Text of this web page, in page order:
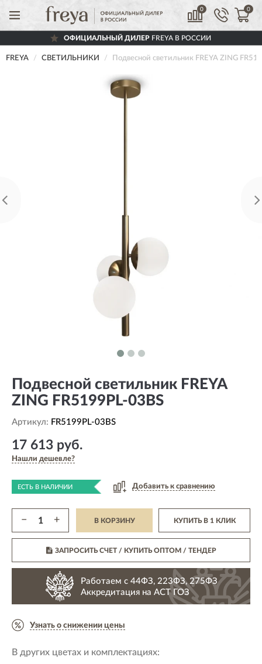
0 0
ОФИЦИАЛЬНЫЙ ДИЛЕРFREYA В РОССИИ
FREYA СВЕТИЛЬНИКИ Подвесной светильник FREYA ZING
Подвесной светильник FREYA
ZING FR5199PL-03BS
Артикул: FR5199PL-03BS
17 613 руб.
Нашли дешевле?
ЕСТЬ В НАЛИЧИИ Добавить к сравнению
− + В КОРЗИНУ КУПИТЬ В 1 КЛИК
ЗАПРОСИТЬ СЧЕТ / КУПИТЬ ОПТОМ/ ТЕНДЕР
Работаем с 44ФЗ, 223ФЗ, 275ФЗ
Аккредитация на АСТ ГОЗ
Узнать о снижении цены
В других цветах и комплектациях: